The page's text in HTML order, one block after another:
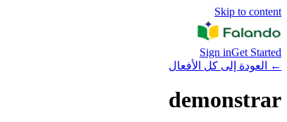
Skip to content
Sign inGet Started
←
العودة إلى كل الأفعال
demonstrar